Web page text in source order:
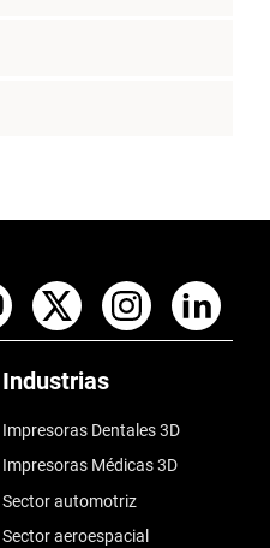
Industrias
Impresoras Dentales 3D
Impresoras Médicas 3D
Sector automotriz
Sector aeroespacial